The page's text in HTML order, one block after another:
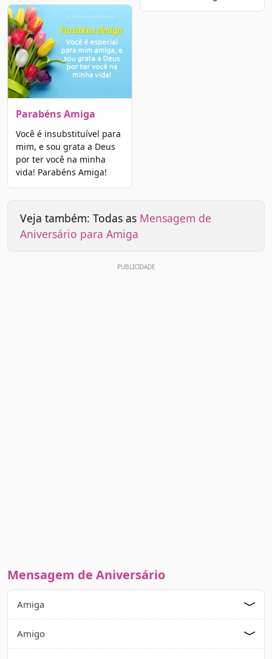
Parabéns Amiga
Você é insubstituível para
mim, e sou grata a Deus
por ter você na minha
vida! Parabéns Amiga!
Veja também: Todas as Mensagem de
Aniversário para Amiga
Mensagem de Aniversário
Amiga
Amigo